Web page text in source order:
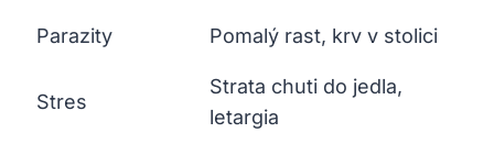
Parazity Pomalý rast, krv v stolici
Stres
Strata chuti do jedla,
letargia